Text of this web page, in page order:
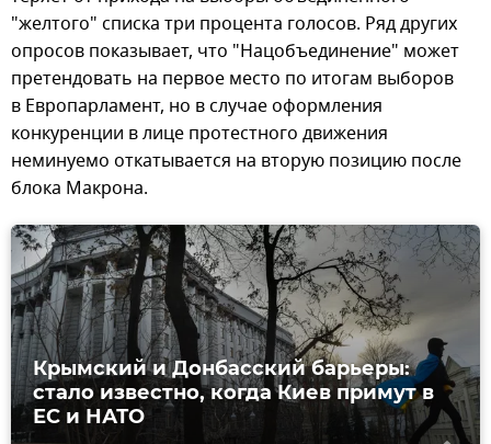
"желтого" списка три процента голосов. Ряд других
опросов показывает, что "Нацобъединение" может
претендовать на первое место по итогам выборов
в Европарламент, но в случае оформления
конкуренции в лице протестного движения
неминуемо откатывается на вторую позицию после
блока Макрона.
Крымский и Донбасский барьеры:
стало известно, когда Киев примут в
ЕС и НАТО